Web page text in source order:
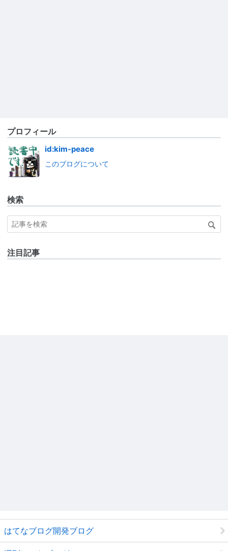
プロフィール
id:kim-peace
このブログについて
検索
注目記事
はてなブログ開発ブログ